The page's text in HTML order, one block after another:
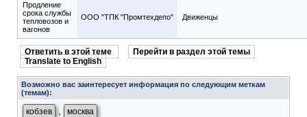
Продление
срока службы
тепловозов и
вагонов
ООО "ТПК "Промтехдепо" Движенцы
Ответить в этой теме
Перейти в раздел этой темы
Translate to English
Возможно вас заинтересует информация по следующим меткам
(темам):
кобзев москва